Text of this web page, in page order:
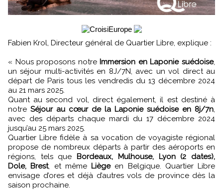
Fabien Krol, Directeur général de Quartier Libre, explique :
« Nous proposons notre Immersion en Laponie suédoise,
un séjour multi-activités en 8J/7N, avec un vol direct au
départ de Paris tous les vendredis du 13 décembre 2024
au 21 mars 2025.
Quant au second vol, direct également, il est destiné à
notre Séjour au cœur de la Laponie suédoise en 8j/7n
avec des départs chaque mardi du 17 décembre 2024
jusqu’au 25 mars 2025.
Quartier Libre fidèle à sa vocation de voyagiste régional
propose de nombreux départs à partir des aéroports en
régions, tels que Bordeaux, Mulhouse, Lyon (2 dates),
Dole, Brest, et même Liègeen Belgique. Quartier Libre
envisage d’ores et déjà d’autres vols de province dès la
saison prochaine.